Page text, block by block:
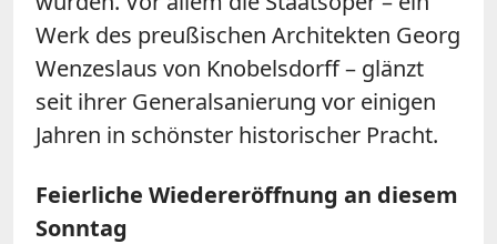
Werk des preußischen Architekten Georg
Wenzeslaus von Knobelsdorff – glänzt
seit ihrer Generalsanierung vor einigen
Jahren in schönster historischer Pracht.
Feierliche Wiedereröffnung an diesem
Sonntag